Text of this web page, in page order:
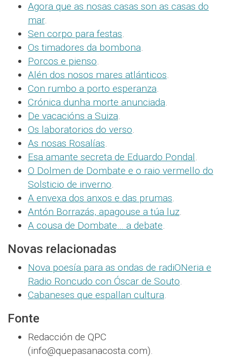
Agora que as nosas casas son as casas do
mar.
Sen corpo para festas.
Os timadores da bombona.
Porcos e pienso.
Alén dos nosos mares atlánticos.
Con rumbo a porto esperanza.
Crónica dunha morte anunciada.
De vacacións a Suiza.
Os laboratorios do verso.
As nosas Rosalías.
Esa amante secreta de Eduardo Pondal.
O Dolmen de Dombate e o raio vermello do
Solsticio de inverno.
A envexa dos anxos e das prumas.
Antón Borrazás, apagouse a túa luz.
A cousa de Dombate… a debate.
Novas relacionadas
Nova poesía para as ondas de radiONeria e
Radio Roncudo con Óscar de Souto.
Cabaneses que espallan cultura.
Fonte
Redacción de QPC
(info@quepasanacosta.com).